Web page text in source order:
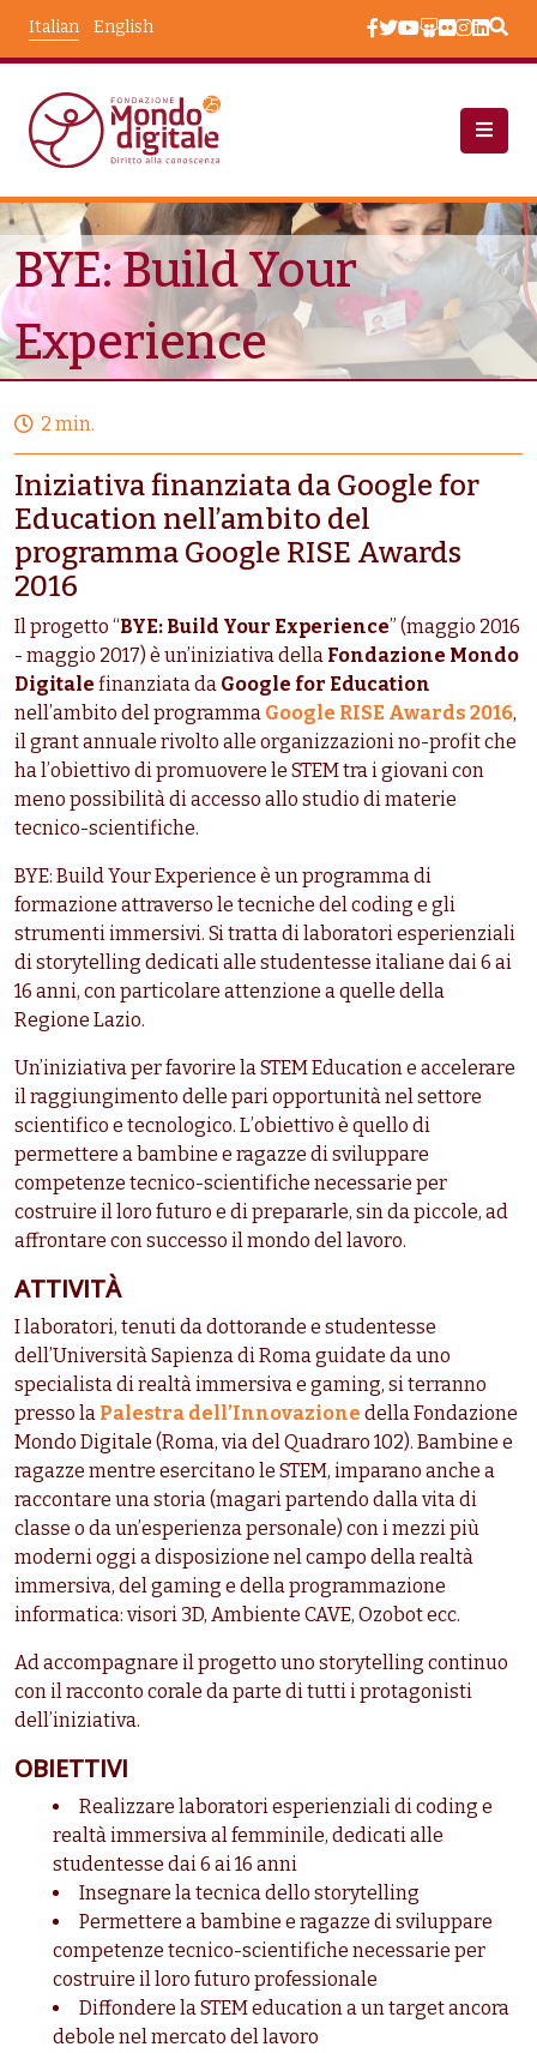
English
Italian
Progetti BYE: Build Your Experience
BYE: Build Your
Experience
2 min.
Iniziativa finanziata da Google for
Education nell’ambito del
programma Google RISE Awards
2016
Il progetto “BYE: Build Your Experience” (maggio 2016
- maggio 2017) è un’iniziativa della Fondazione Mondo
Digitale finanziata da Google for Education
nell’ambito del programma Google RISE Awards 2016,
il grant annuale rivolto alle organizzazioni no-profit che
ha l’obiettivo di promuovere le STEM tra i giovani con
meno possibilità di accesso allo studio di materie
tecnico-scientifiche.
BYE: Build Your Experience è un programma di
formazione attraverso le tecniche del coding e gli
strumenti immersivi. Si tratta di laboratori esperienziali
di storytelling dedicati alle studentesse italiane dai 6 ai
16 anni, con particolare attenzione a quelle della
Regione Lazio.
Un’iniziativa per favorire la STEM Education e accelerare
il raggiungimento delle pari opportunità nel settore
scientifico e tecnologico. L’obiettivo è quello di
permettere a bambine e ragazze di sviluppare
competenze tecnico-scientifiche necessarie per
costruire il loro futuro e di prepararle, sin da piccole, ad
affrontare con successo il mondo del lavoro.
ATTIVITÀ
I laboratori, tenuti da dottorande e studentesse
dell’Università Sapienza di Roma guidate da uno
specialista di realtà immersiva e gaming, si terranno
presso la Palestra dell’Innovazione della Fondazione
Mondo Digitale (Roma, via del Quadraro 102). Bambine e
ragazze mentre esercitano le STEM, imparano anche a
raccontare una storia (magari partendo dalla vita di
classe o da un’esperienza personale) con i mezzi più
moderni oggi a disposizione nel campo della realtà
immersiva, del gaming e della programmazione
informatica: visori 3D, Ambiente CAVE, Ozobot ecc.
Ad accompagnare il progetto uno storytelling continuo
con il racconto corale da parte di tutti i protagonisti
dell’iniziativa.
OBIETTIVI
Realizzare laboratori esperienziali di coding e
realtà immersiva al femminile, dedicati alle
studentesse dai 6 ai 16 anni
Insegnare la tecnica dello storytelling
Permettere a bambine e ragazze di sviluppare
competenze tecnico-scientifiche necessarie per
costruire il loro futuro professionale
Diffondere la STEM education a un target ancora
debole nel mercato del lavoro